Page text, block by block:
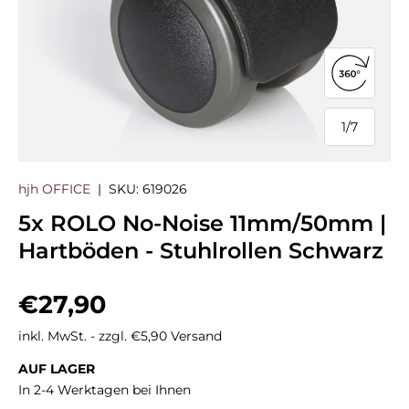
1/
von
7
360°-
hjh OFFICE | SKU: 619026
5x ROLO No-Noise 11mm/50mm |
Hartböden - Stuhlrollen Schwarz
Normaler Preis
€27,90
inkl. MwSt. - zzgl. €5,90 Versand
AUF LAGER
In 2-4 Werktagen bei Ihnen